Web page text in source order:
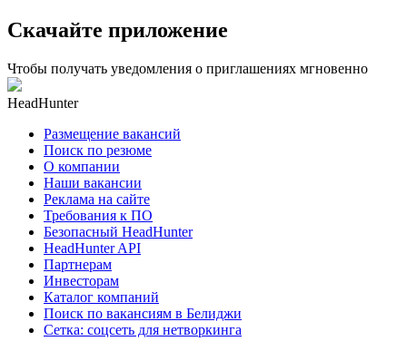
Скачайте приложение
Чтобы получать уведомления о приглашениях мгновенно
HeadHunter
Размещение вакансий
Поиск по резюме
О компании
Наши вакансии
Реклама на сайте
Требования к ПО
Безопасный HeadHunter
HeadHunter API
Партнерам
Инвесторам
Каталог компаний
Поиск по вакансиям в Белиджи
Сетка: соцсеть для нетворкинга